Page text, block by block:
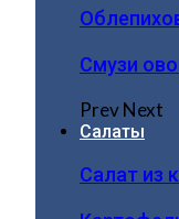
Смузи
PrevNext
Салаты
Салат из